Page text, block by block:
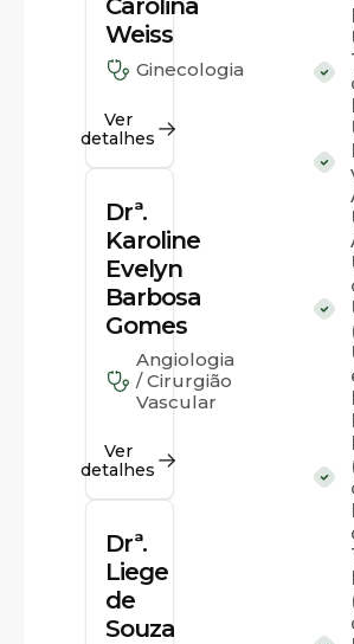
Carolina
Weiss
Ginecologia
Ver
detalhes
Drª.
Karoline
Evelyn
Barbosa
Gomes
Angiologia
/ Cirurgião
Vascular
Ver
detalhes
Drª.
Liege
de
Souza